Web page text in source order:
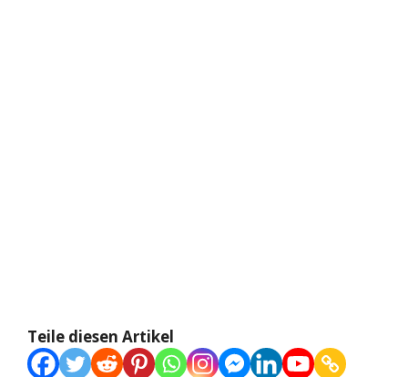
Teile diesen Artikel